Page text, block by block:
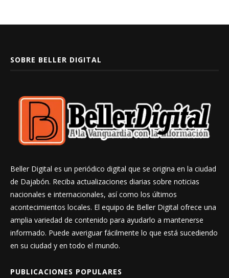
SOBRE BELLER DIGITAL
Beller Digital es un periódico digital que se origina en la ciudad
de Dajabón. Reciba actualizaciones diarias sobre noticias
nacionales e internacionales, así como los últimos
acontecimientos locales. El equipo de Beller Digital ofrece una
amplia variedad de contenido para ayudarlo a mantenerse
informado. Puede averiguar fácilmente lo que está sucediendo
en su ciudad y en todo el mundo.
PUBLICACIONES POPULARES